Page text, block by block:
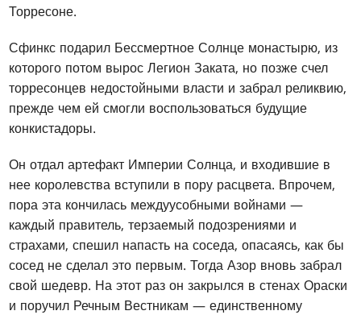
Торресоне.
Сфинкс подарил Бессмертное Солнце монастырю, из
которого потом вырос Легион Заката, но позже счел
торресонцев недостойными власти и забрал реликвию,
прежде чем ей смогли воспользоваться будущие
конкистадоры.
Он отдал артефакт Империи Солнца, и входившие в
нее королевства вступили в пору расцвета. Впрочем,
пора эта кончилась междуусобными войнами —
каждый правитель, терзаемый подозрениями и
страхами, спешил напасть на соседа, опасаясь, как бы
сосед не сделал это первым. Тогда Азор вновь забрал
свой шедевр. На этот раз он закрылся в стенах Ораски
и поручил Речным Вестникам — единственному